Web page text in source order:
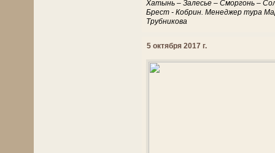
Хатынь – Залесье – Сморгонь –
Брест - Кобрин. Менеджер тура
Трубникова
5 октября 2017 г.